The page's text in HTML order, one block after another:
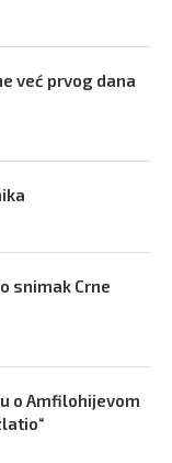
već prvog dana
snimak Crne
o Amfilohijevom